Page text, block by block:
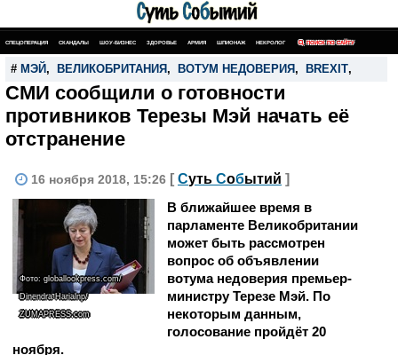
СПЕЦОПЕРАЦИЯ СКАНДАЛЫ ШОУ-БИЗНЕС ЗДОРОВЬЕ АРМИЯ ШПИОНАЖ НЕКРОЛОГ ПОИСК ПО САЙТУ
# МЭЙ , ВЕЛИКОБРИТАНИЯ , ВОТУМ НЕДОВЕРИЯ , BREXIT,
СМИ сообщили о готовности
противников Терезы Мэй начать её
отстранение
16 ноября 2018, 15:26 [ Суть Событий ]
Фото: globallookpress.com/
Dinendra Harialnp/
ZUMAPRESS.com
В ближайшее время в
парламенте Великобритании
может быть рассмотрен
вопрос об объявлении
вотума недоверия премьер-
министру Терезе Мэй. По
некоторым данным,
голосование пройдёт 20
ноября.